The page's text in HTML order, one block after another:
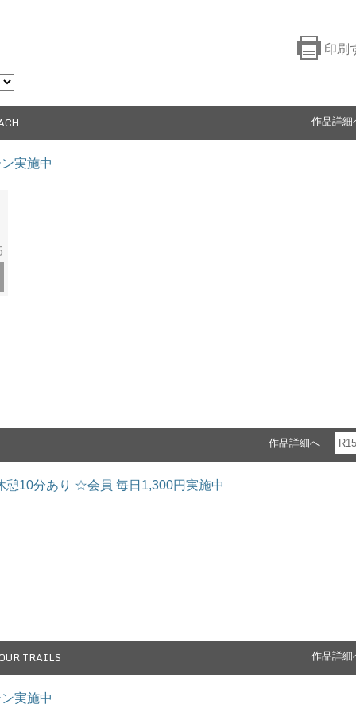
印刷
作品詳細
実施中
作品詳細へ
10分あり ☆会員 毎日1,300円実施中
TRAILS 作品詳細
実施中